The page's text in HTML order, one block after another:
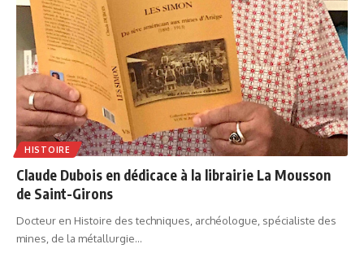
HISTOIRE
Claude Dubois en dédicace à la librairie La Mousson
de Saint-Girons
Docteur en Histoire des techniques, archéologue, spécialiste des
mines, de la métallurgie…